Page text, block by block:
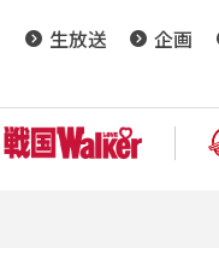
生放送 企画